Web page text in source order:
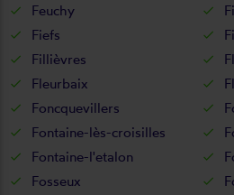
Feuchy
Fiefs
Fillièvres
Fleurbaix
Foncquevillers
Fontaine-lès-croisilles
Fontaine-l'etalon
Fosseux